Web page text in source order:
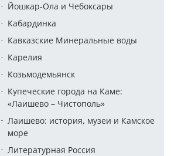
Йошкар-Ола и Чебоксары
Кабардинка
Кавказские Минеральные воды
Карелия
Козьмодемьянск
Купеческие города на Каме:
«Лаишево – Чистополь»
Лаишево: история, музеи и Камское
море
Литературная Россия